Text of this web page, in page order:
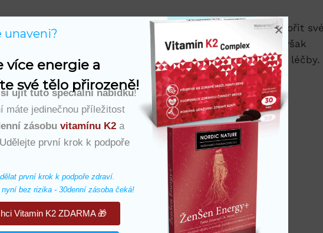
pod tlakem nebo ‍hledáte přírodní⁣ způsob, jak podpořit
mohla být pro vás skvělým doplňkem. Nezapomeňte se ‍však
před ‌zahájením jakéhokoli nového režimu⁣ doplňků či‌ léčby.
více energie a
své tělo přirozeně!
si ujít tuto speciální nabídku!
máte jedinečnou příležitost
zásobu vitamínu K2a
Udělejte první krok k podpoře
unaveni?
první krok k podpoře zdraví.
bez rizika - 30denní zásoba čeká!
Vitamin K2 ZDARMA 🎁